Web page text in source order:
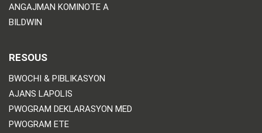
ANGAJMAN KOMINOTE A
BILDWIN
RESOUS
BWOCHI & PIBLIKASYON
AJANS LAPOLIS
PWOGRAM DEKLARASYON MED
PWOGRAM ETE